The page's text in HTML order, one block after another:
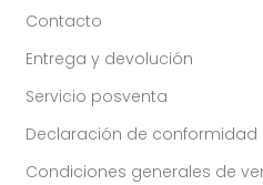
Contacto
Entrega y devolución
Servicio posventa
Declaración de conformidad
Condiciones generales de